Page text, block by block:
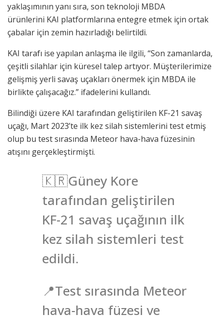
yaklaşımının yanı sıra, son teknoloji MBDA
ürünlerini KAI platformlarına entegre etmek için ortak
çabalar için zemin hazırladığı belirtildi.
KAI tarafı ise yapılan anlaşma ile ilgili, “Son zamanlarda,
çeşitli silahlar için küresel talep artıyor. Müşterilerimize
gelişmiş yerli savaş uçakları önermek için MBDA ile
birlikte çalışacağız.” ifadelerini kullandı.
Bilindiği üzere KAI tarafından geliştirilen KF-21 savaş
uçağı, Mart 2023’te ilk kez silah sistemlerini test etmiş
olup bu test sırasında Meteor hava-hava füzesinin
atışını gerçekleştirmişti.
🇰🇷Güney Kore
tarafından geliştirilen
KF-21 savaş uçağının ilk
kez silah sistemleri test
edildi.
📍Test sırasında Meteor
hava-hava füzesi ve